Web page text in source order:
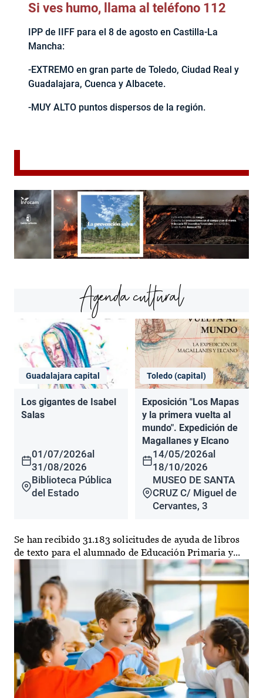
Si ves humo, llama al teléfono 112
IPP de IIFF para el 8 de agosto en Castilla-La
Mancha:
-EXTREMO en gran parte de Toledo, Ciudad Real y
Guadalajara, Cuenca y Albacete.
-MUY ALTO puntos dispersos de la región.
Agenda cultural
Guadalajara capital
Los gigantes de Isabel
Salas
01/07/2026al
31/08/2026
Biblioteca Pública
del Estado
Toledo (capital)
Exposición "Los Mapas
y la primera vuelta al
mundo". Expedición de
Magallanes y Elcano
14/05/2026al
18/10/2026
MUSEO DE SANTA
CRUZ C/ Miguel de
Cervantes, 3
Se han recibido 31.183 solicitudes de ayuda de libros
de texto para el alumnado de Educación Primaria y...